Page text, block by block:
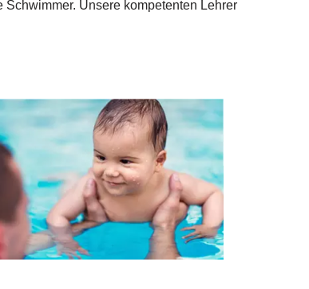
Unsere kompetenten Lehrer